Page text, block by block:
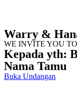
Warry &
WE INVITE YOU
Kepada yth:
Nama Tamu
Buka Undangan